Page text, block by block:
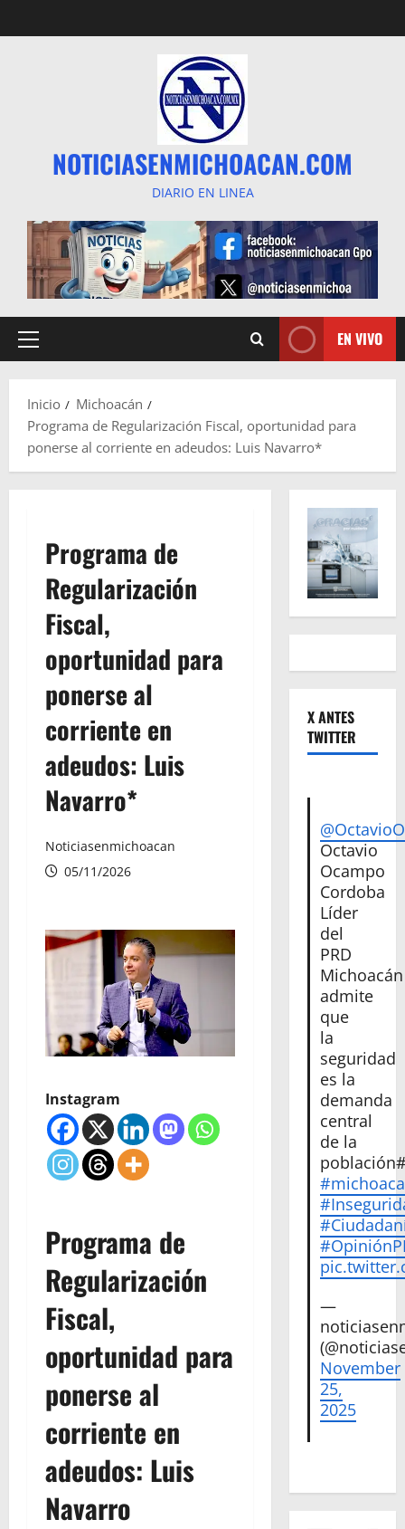
al
NOTICIASENMICHOACAN.COM
DIARIO EN LINEA
Menú
EN VIVO
Inicio
Michoacán
Programa de Regularización Fiscal, oportunidad para
ponerse al corriente en adeudos: Luis Navarro*
Programa de
Regularización
Fiscal,
oportunidad para
ponerse al
corriente en
adeudos: Luis
Navarro*
Noticiasenmichoacan
05/11/2026
Instagram
Programa de
Regularización
Fiscal,
oportunidad para
ponerse al
corriente en
adeudos: Luis
Navarro
X ANTES
TWITTER
Octavio
Ocampo
Cordoba
Líder
del
PRD
Michoacán
admite
que
la
seguridad
es la
demanda
central
de la
—
November
25,
2025